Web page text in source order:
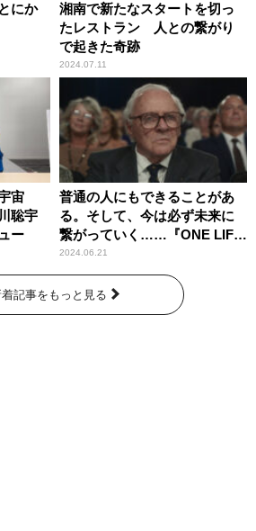
にか
湘南で新たなスタートを切っ
たレストラン 人との繋がり
で起きた奇跡
2024.07.11
宙
聡宇
ー
普通の人にもできることがあ
る。そして、今は必ず未来に
繋がっていく……『ONE LIFE
奇跡が繋いだ6000の命』
2024.06.21
着記事をもっと見る